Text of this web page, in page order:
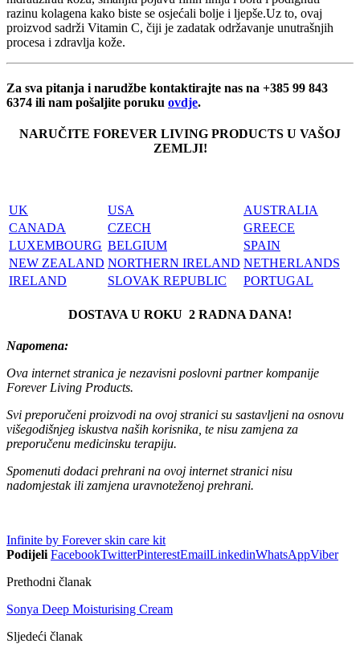
razinu kolagena kako biste se osjećali bolje i ljepše.Uz to, ovaj
proizvod sadrži Vitamin C, čiji je zadatak održavanje unutrašnjih
procesa i zdravlja kože.
Za sva pitanja i narudžbe kontaktirajte nas na +385 99 843
6374 ili nam pošaljite poruku ovdje.
NARUČITE FOREVER LIVING PRODUCTS U VAŠOJ
ZEMLJI!
UK USA
AUSTRALIA
CANADA
CZECH
GREECE
LUXEMBOURG BELGIUM
SPAIN
NEW ZEALAND NORTHERN IRELAND NETHERLANDS
IRELAND
SLOVAK REPUBLIC PORTUGAL
DOSTAVA U ROKU 2 RADNA DANA!
Napomena:
Ova internet stranica je nezavisni poslovni partner kompanije
Forever Living Products.
Svi preporučeni proizvodi na ovoj stranici su sastavljeni na osnovu
višegodišnjeg iskustva naših korisnika, te nisu zamjena za
preporučenu medicinsku terapiju.
Spomenuti dodaci prehrani na ovoj internet stranici nisu
nadomjestak ili zamjena uravnoteženoj prehrani.
Infinite by Forever skin care kit
Podijeli FacebookTwitterPinterestEmailLinkedinWhatsAppViber
Prethodni članak
Sonya Deep Moisturising Cream
Sljedeći članak